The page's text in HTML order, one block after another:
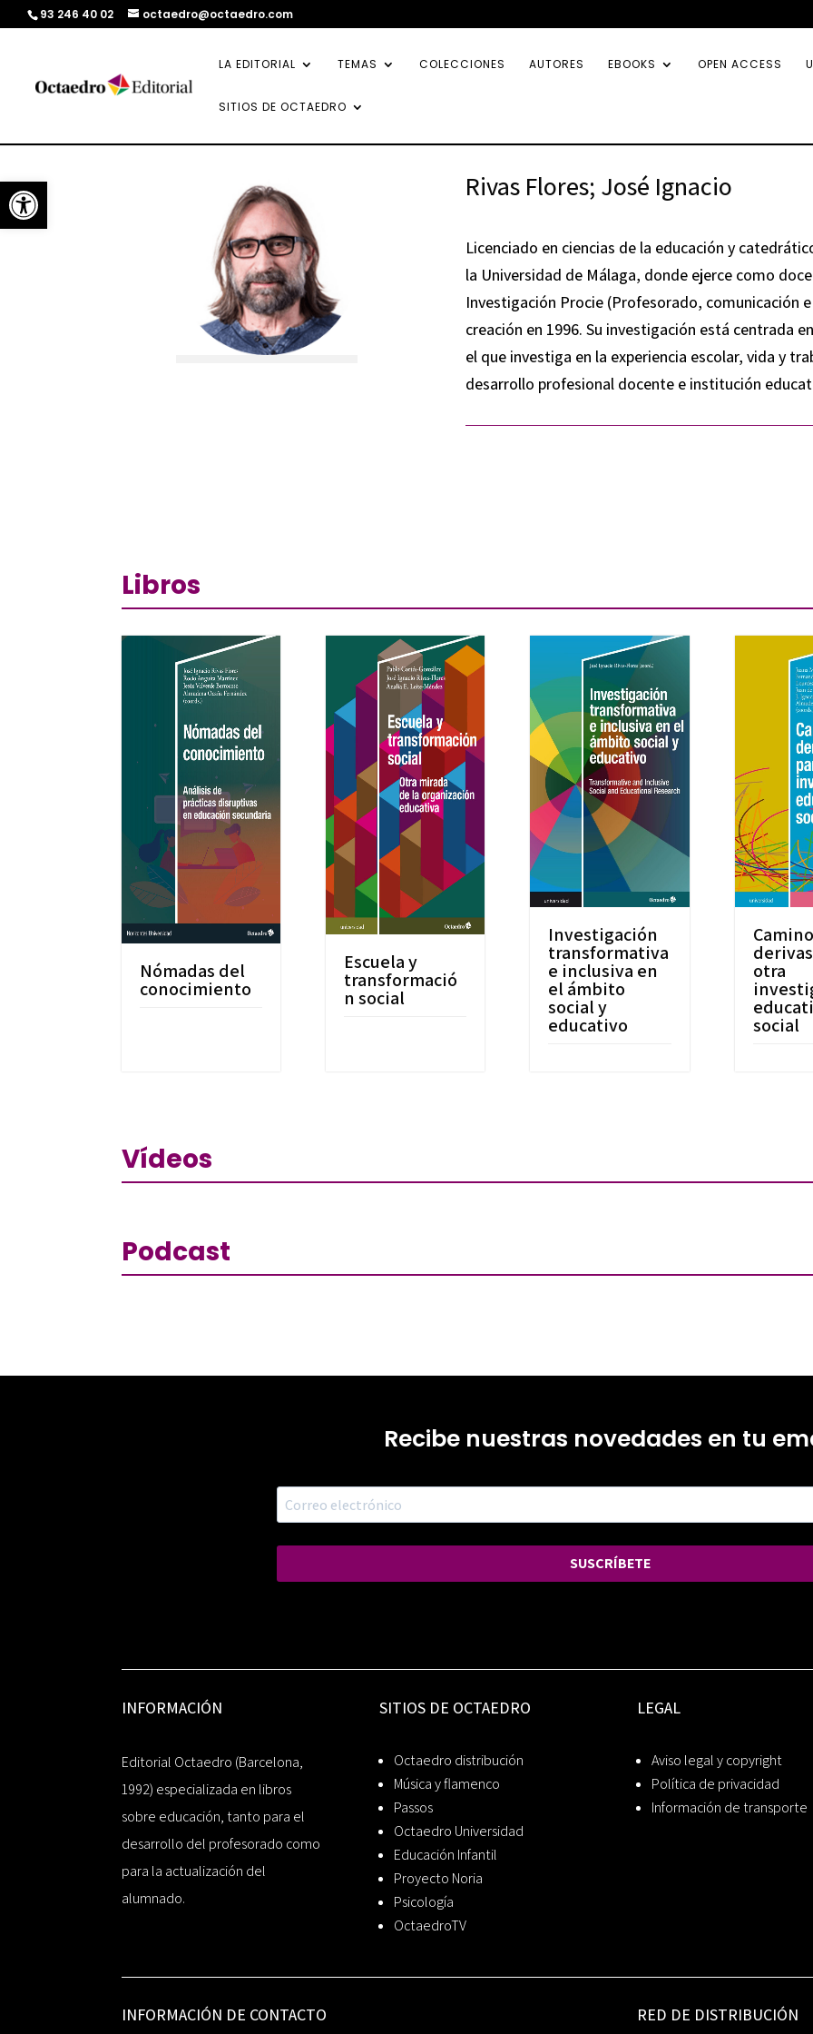
Abrir barra de herramientas
93 246 40 02 octaedro@octaedro.com
LA EDITORIAL TEMAS COLECCIONES AUTORES EBOOKS OPEN ACCESS
SITIOS DE OCTAEDRO
Rivas Flores; José Ignacio
Licenciado en ciencias de la educación y
la Universidad de Málaga, donde ejerce como
Investigación Procie (Profesorado, comunicación
creación en 1996. Su investigación está centrada
el que investiga en la experiencia escolar, vida y
desarrollo profesional docente e institución
Libros
Nómadas del
conocimiento
Escuela y
transformació
n social
Investigación
transformativa
e inclusiva en
el ámbito
social y
educativo
otra
social
Vídeos
Podcast
Recibe nuestras novedades en tu
SUSCRÍBETE
INFORMACIÓN
Editorial Octaedro (Barcelona,
1992) especializada en libros
sobre educación, tanto para el
desarrollo del profesorado como
para la actualización del
alumnado.
SITIOS DE OCTAEDRO
Octaedro distribución
Música y flamenco
Passos
Octaedro Universidad
Educación Infantil
Proyecto Noria
Psicología
OctaedroTV
LEGAL
Aviso legal y copyright
Política de privacidad
Información de transporte
INFORMACIÓN DE CONTACTO RED DE DISTRIBUCIÓN